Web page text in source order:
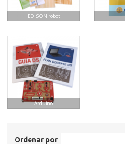
EDISON robot
Arduino
Ordenar por